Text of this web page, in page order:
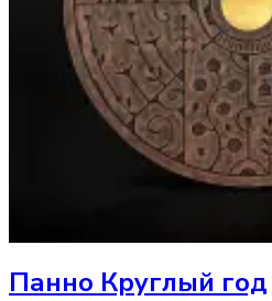
Панно Круглый год